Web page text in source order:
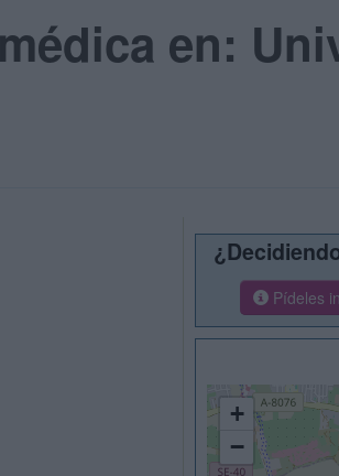
en:
Pídeles
+
−